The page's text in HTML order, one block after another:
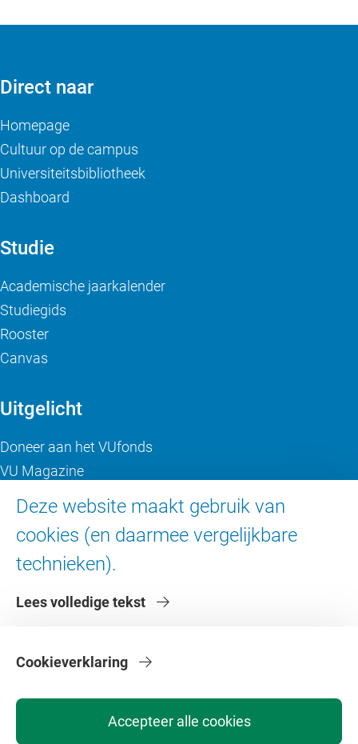
Deze website maakt gebruik van
cookies (en daarmee vergelijkbare
technieken).
Lees volledige tekst
Accepteer alle cookies
Cookieverklaring
Direct naar
Homepage
Cultuur op de campus
Universiteitsbibliotheek
Dashboard
Studie
Academische jaarkalender
Studiegids
Rooster
Canvas
Uitgelicht
Doneer aan het VUfonds
VU Magazine
Over de VU
Contact en route
Faculteiten